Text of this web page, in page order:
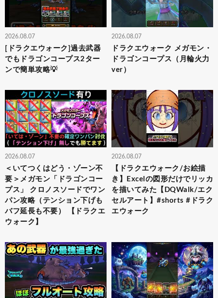
2026.08.07
[ドラクエウォーク]過去武器
でもドラゴンコープス2ター
ンで簡単攻略💡
2026.08.07
ドラクエウォーク メガモン・
ドラゴンコープス（月輪火力
ver）
2026.08.07
＜いてつくはどう・ゾーン不
要＞メガモン「ドラゴンコー
プス」 クロノスソードでワン
パン攻略（テンション下げも
バフ延長も不要） 【ドラクエ
ウォーク】
2026.08.07
【ドラクエウォーク/お絵描
き】Excelの図形だけでリッカ
を描いてみた【DQWalk/エク
セルアート】#shorts #ドラク
エウォーク